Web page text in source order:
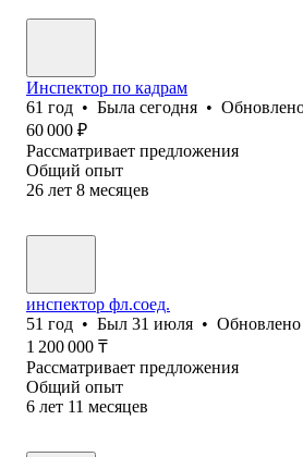
Инспектор по кадрам
61 год • Была сегодня •
60 000 ₽
Рассматривает предложения
Общий опыт
26 лет 8 месяцев
инспектор фл.соед.
51 год • Был 31 июля • Обновлено
1 200 000 ₸
Рассматривает предложения
Общий опыт
6 лет 11 месяцев